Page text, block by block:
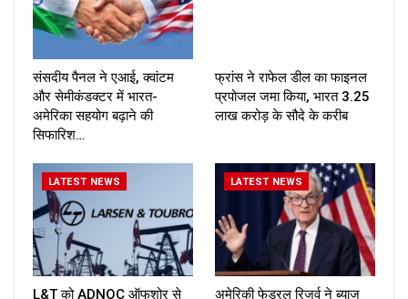
संसदीय पैनल ने एआई, क्वांटम
और सेमीकंडक्टर में भारत-
अमेरिका सहयोग बढ़ाने की
सिफारिश…
फ्रांस ने राफेल डील का फाइनल
प्रपोजल जमा किया, भारत ₹3.25
लाख करोड़ के सौदे के करीब
LATEST NEWS
L&T को ADNOC ऑफशोर से
LATEST NEWS
अमेरिकी फेडरल रिजर्व ने ब्याज